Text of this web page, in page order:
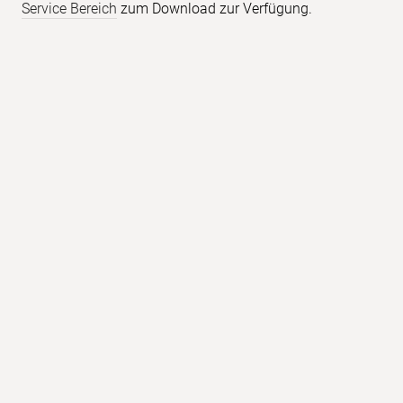
Service Bereich zum Download zur Verfügung.